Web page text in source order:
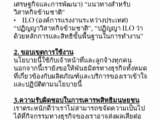
เศรษฐกิจและการพัฒนา) “แนวทางสำหรับ
วิสาหกิจข้ามชาติ”
• ILO (องค์การแรงงานระหว่างประเทศ)
“ปฏิญญาวิสาหกิจข้ามชาติ”, “ปฏิญญา ILO ว่า
ด้วยหลักการและสิทธิขั้นพื้นฐานในการทำงาน”
2. ขอบเขตการใช้งาน
นโยบายนี้ใช้กับเจ้าหน้าที่และลูกจ้างทุกคน
นอกจากนี้เรายังขอให้พันธมิตรทางธุรกิจทั้งหมด
ที่เกี่ยวข้องกับผลิตภัณฑ์และบริการของเราเข้าใจ
และปฏิบัติตามนโยบายนี้
3.ความรับผิดชอบในการเคารพสิทธิมนุษยชน
เราตระหนักดีว่าเราไม่สามารถขจัดความเป็นไป
ได้ที่กิจกรรมทางธุรกิจของเราอาจส่งผลเสียต่อ